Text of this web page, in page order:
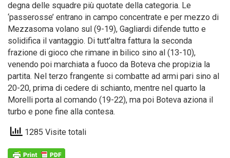
degna delle squadre più quotate della categoria. Le
‘passerosse’ entrano in campo concentrate e per mezzo di
Mezzasoma volano sul (9-19), Gagliardi difende tutto e
solidifica il vantaggio. Di tutt’altra fattura la seconda
frazione di gioco che rimane in bilico sino al (13-10),
venendo poi marchiata a fuoco da Boteva che propizia la
partita. Nel terzo frangente si combatte ad armi pari sino al
20-20, prima di cedere di schianto, mentre nel quarto la
Morelli porta al comando (19-22), ma poi Boteva aziona il
turbo e pone fine alla contesa.
1285 Visite totali